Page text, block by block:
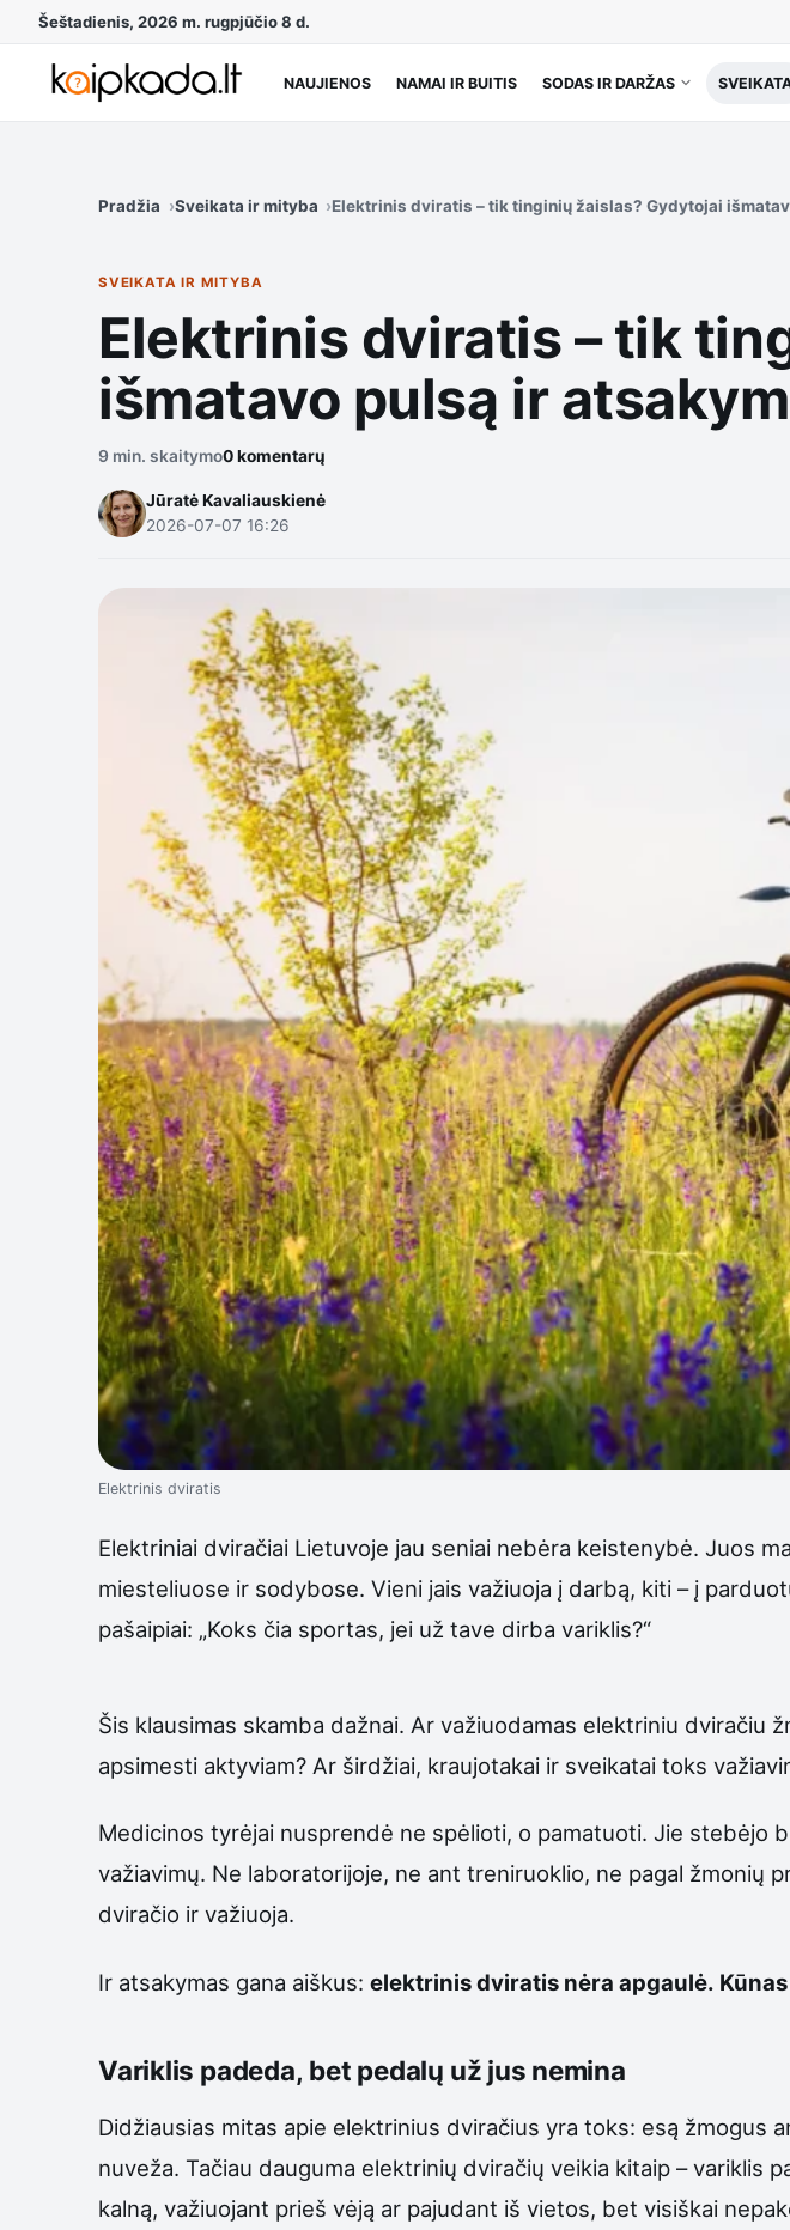
Šeštadienis, 2026 m. rugpjūčio 8 d.
NAUJIENOS NAMAI IR BUITIS SODAS IR DARŽAS
Pradžia Sveikata ir mityba Elektrinis dviratis – tik tinginių žaislas? Gydytojai
SVEIKATA IR MITYBA
Elektrinis dviratis – tik
išmatavo pulsą ir
9 min. skaitymo0 komentarų
Jūratė Kavaliauskienė
2026-07-07 16:26
Elektrinis dviratis
Elektriniai dviračiai Lietuvoje jau seniai nebėra keistenybė. Juos
miesteliuose ir sodybose. Vieni jais važiuoja į darbą, kiti – į
pašaipiai: „Koks čia sportas, jei už tave dirba variklis?“
Šis klausimas skamba dažnai. Ar važiuodamas elektriniu
apsimesti aktyviam? Ar širdžiai, kraujotakai ir sveikatai toks
Medicinos tyrėjai nusprendė ne spėlioti, o pamatuoti. Jie stebėjo
važiavimų. Ne laboratorijoje, ne ant treniruoklio, ne pagal žmonių
dviračio ir važiuoja.
Ir atsakymas gana aiškus: elektrinis dviratis nėra apgaulė.
Variklis padeda, bet pedalų už jus nemina
Didžiausias mitas apie elektrinius dviračius yra toks: esą žmogus
nuveža. Tačiau dauguma elektrinių dviračių veikia kitaip – variklis
kalną, važiuojant prieš vėją ar pajudant iš vietos, bet visiškai